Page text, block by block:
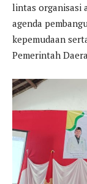
lintas organisasi
agenda
kepemudaan
Pemerintah